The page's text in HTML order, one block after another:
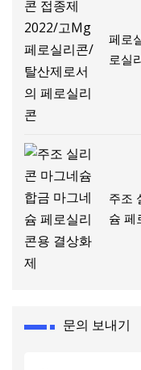
페로
로실
주조
슘 페
문의 보내기